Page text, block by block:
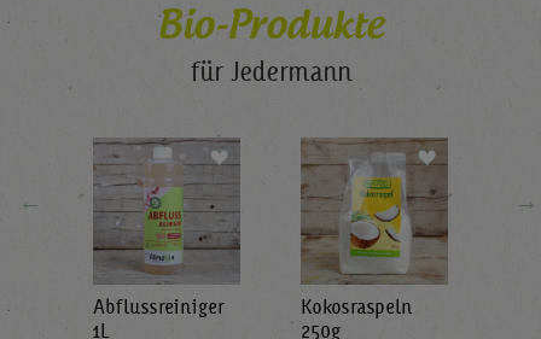
Bio-Produkte
für Jedermann
←
Abflussreiniger
1L
Kokosraspeln
250g
→